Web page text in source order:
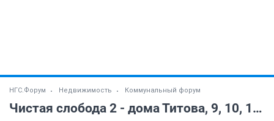
НГС.Форум Недвижимость Коммунальный форум
Чистая слобода 2 - дома Титова, 9, 10, 14, 16, 17, 18 стр. (часть 27)